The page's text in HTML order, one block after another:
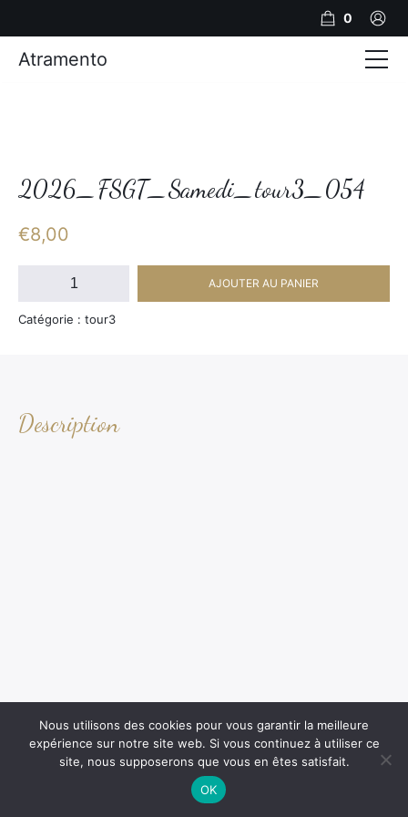
2026_FSGT_Samedi_tour3_054
€8,00
quantité
2026_FSGT_Samedi_tour3_054
AJOUTER AU PANIER
Catégorie : tour3
Description
0
Atramento
Photos
Nous utilisons des cookies pour vous garantir la meilleure
expérience sur notre site web. Si vous continuez à utiliser ce
site, nous supposerons que vous en êtes satisfait.
OK